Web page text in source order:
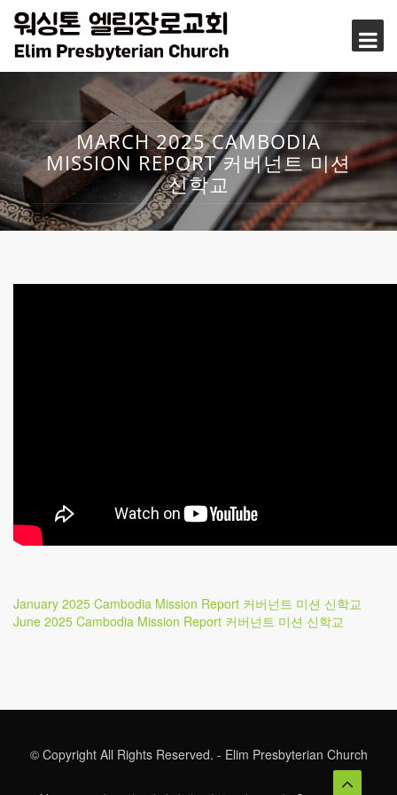
MARCH 2025 CAMBODIA
MISSION REPORT 커버넌트 미션
신학교
Post
navigation
Previous
Post
January 2025 Cambodia Mission Report 커버넌트 미션 신학교
Next
June 2025 Cambodia Mission Report 커버넌트 미션 신학교
© Copyright All Rights Reserved. - Elim Presbyterian Church